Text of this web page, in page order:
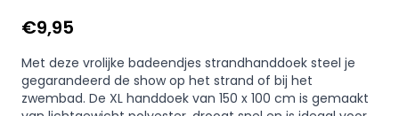
€9,95
Met deze vrolijke badeendjes strandhanddoek steel je
gegarandeerd de show op het strand of bij het
zwembad. De XL handdoek van 150 x 100 cm is gemaakt